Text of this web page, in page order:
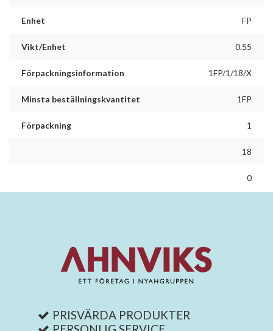
Enhet FP
Vikt/Enhet 0.55
Förpackningsinformation 1FP/1/18/X
Minsta beställningskvantitet 1FP
Förpackning 1
18
0
PRISVÄRDA PRODUKTER